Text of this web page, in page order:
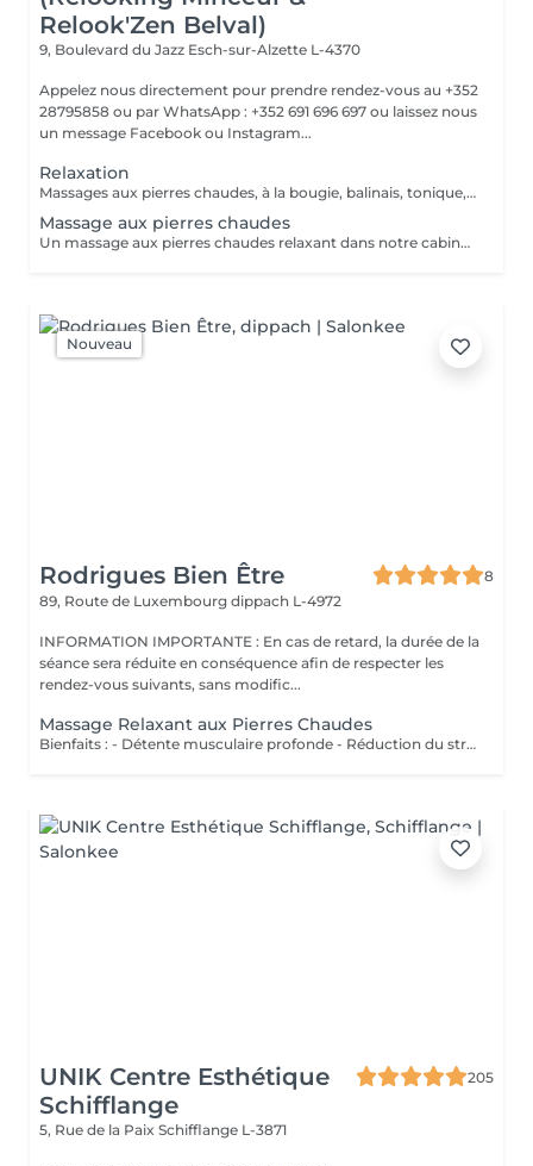
Relook'Zen Belval)
9, Boulevard du Jazz Esch-sur-Alzette L-4370
Appelez nous directement pour prendre rendez-vous au +352
28795858 ou par WhatsApp : +352 691 696 697 ou laissez nous
un message Facebook ou Instagram...
Relaxation
Massages aux pierres chaudes, à la bougie, balinais, tonique, relaxant traditionnel, ou par zone spécifique
Massage aux pierres chaudes
Un massage aux pierres chaudes relaxant dans notre cabine cocooning avec des doigts de fée, n'hésitez plus, appelez nous !! +352 28 795858 ou par facebook, instagram ou encore notre site internet!! JFG CLINIC BELVAL
Nouveau
Rodrigues Bien Être
8
89, Route de Luxembourg dippach L-4972
INFORMATION IMPORTANTE : En cas de retard, la durée de la
séance sera réduite en conséquence afin de respecter les
rendez-vous suivants, sans modific...
Massage Relaxant aux Pierres Chaudes
Bienfaits : - Détente musculaire profonde - Réduction du stress - Amélioration de la circulation sanguine - Relaxation du corps et de l'esprit
UNIK Centre Esthétique
Schifflange
205
5, Rue de la Paix Schifflange L-3871